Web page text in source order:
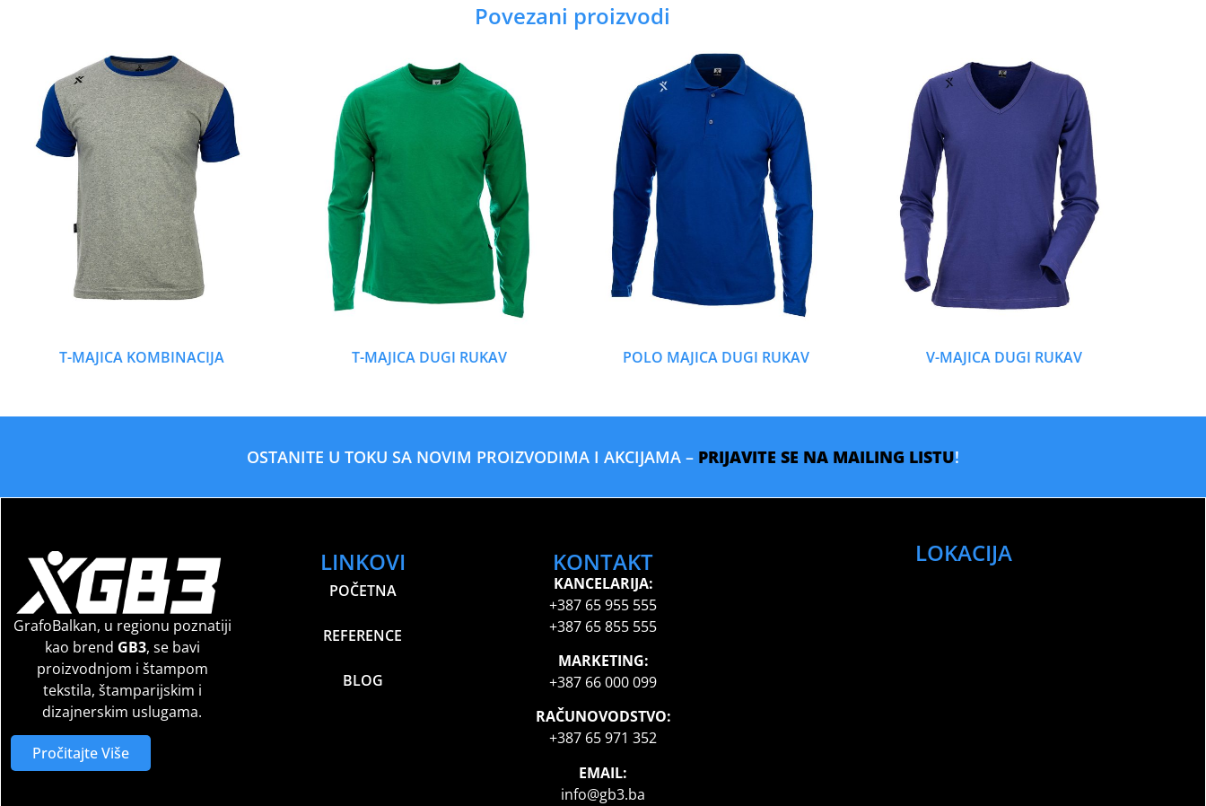
Povezani proizvodi
T-MAJICA KOMBINACIJA T-MAJICA DUGI RUKAV POLO MAJICA DUGI RUKAV V-MAJICA DUGI RUKAV
OSTANITE U TOKU SA NOVIM PROIZVODIMA I AKCIJAMA – PRIJAVITE SE NA MAILING LISTU!
GrafoBalkan, u regionu poznatiji
kao brend GB3, se bavi
proizvodnjom i štampom
tekstila, štamparijskim i
dizajnerskim uslugama.
Pročitajte Više
LINKOVI
POČETNA
REFERENCE
BLOG
KONTAKT
KANCELARIJA:
+387 65 955 555
+387 65 855 555
MARKETING:
+387 66 000 099
RAČUNOVODSTVO:
+387 65 971 352
EMAIL:
info@gb3.ba
LOKACIJA